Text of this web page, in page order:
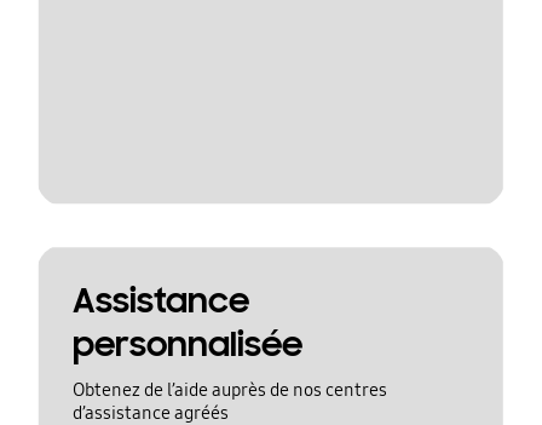
Assistance
personnalisée
Obtenez de l’aide auprès de nos centres
d’assistance agréés